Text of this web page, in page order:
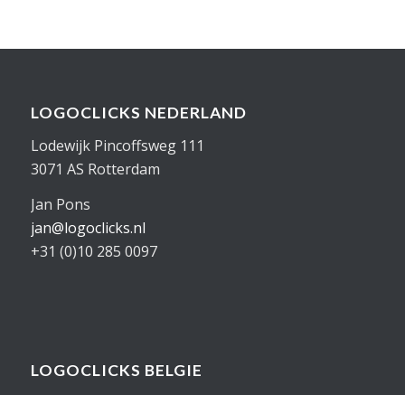
LOGOCLICKS NEDERLAND
Lodewijk Pincoffsweg 111
3071 AS Rotterdam
Jan Pons
jan@logoclicks.nl
+31 (0)10 285 0097
LOGOCLICKS BELGIE